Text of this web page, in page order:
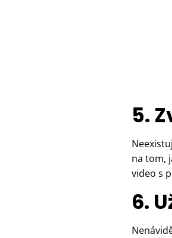
5.
na tom,
video s
6.